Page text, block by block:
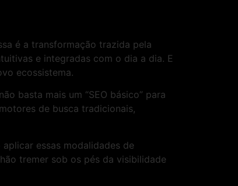
é a transformação trazida pela
e integradas com o dia a dia. E
ecossistema.
basta mais um “SEO básico” para
de busca tradicionais,
essas modalidades de
tremer sob os pés da visibilidade